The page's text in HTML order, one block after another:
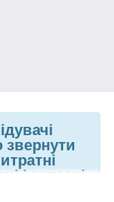
звернути
і запасні